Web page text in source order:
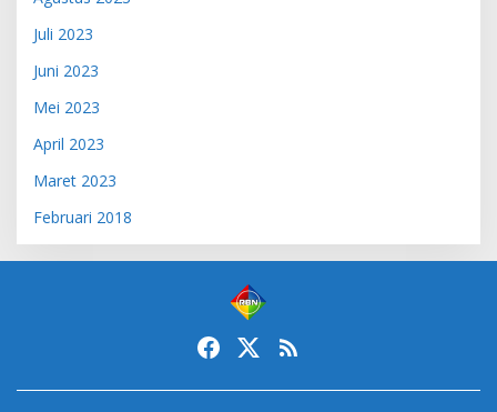
Juli 2023
Juni 2023
Mei 2023
April 2023
Maret 2023
Februari 2018